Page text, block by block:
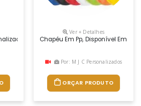
É A Escolha Perfeita! Com Estilo,
Ver + Detalhes
Chapéu Em Pp, Disponível Em
Por: M J C Personalizados
ORÇAR PRODUTO